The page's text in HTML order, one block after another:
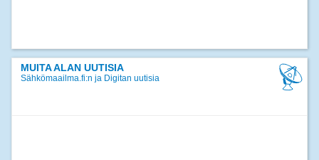
MUITA ALAN UUTISIA
Sähkömaailma.fi:n ja Digitan uutisia